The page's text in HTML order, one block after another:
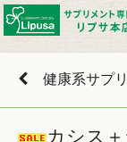
健康系サプリ
カシス